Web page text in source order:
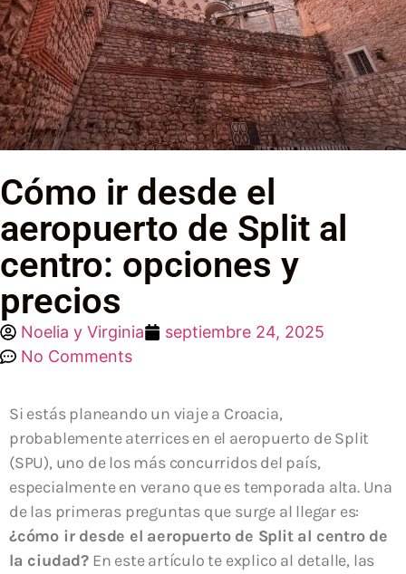
Cómo ir desde el
aeropuerto de Split al
centro: opciones y
precios
Noelia y Virginia
septiembre 24, 2025
No Comments
Si estás planeando un viaje a Croacia,
probablemente aterrices en el aeropuerto de Split
(SPU), uno de los más concurridos del país,
especialmente en verano que es temporada alta. Una
de las primeras preguntas que surge al llegar es:
¿cómo ir desde el aeropuerto de Split al centro de
la ciudad? En este artículo te explico al detalle, las